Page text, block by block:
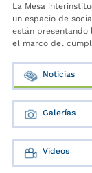
La Mesa
un espacio de
están presentando
el marco del
Noticias
Galerías
Videos